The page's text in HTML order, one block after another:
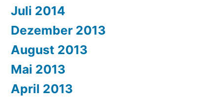
Juli 2014
Dezember 2013
August 2013
Mai 2013
April 2013